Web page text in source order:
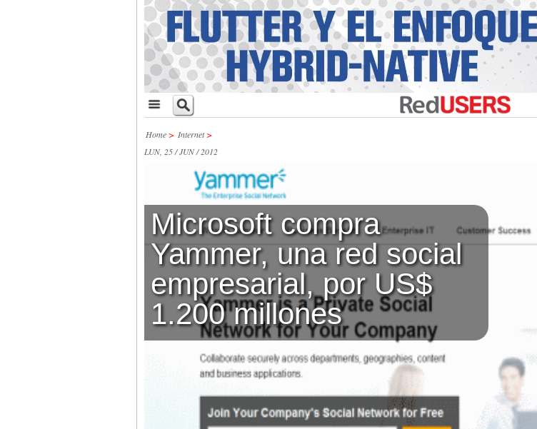
Home> Internet>
LUN, 25 / JUN / 2012
Microsoft compra
Yammer, una red social
empresarial, por US$
1.200 millones